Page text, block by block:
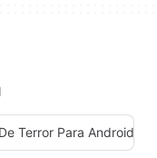
Terror Para Android